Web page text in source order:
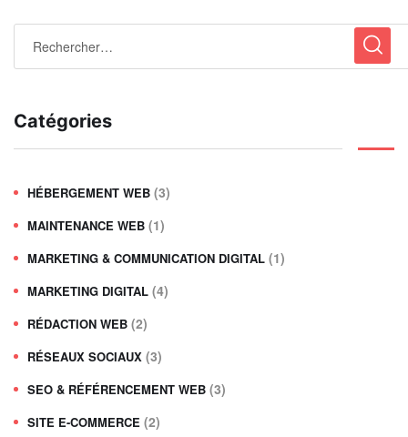
Catégories
HÉBERGEMENT WEB (3)
MAINTENANCE WEB (1)
MARKETING & COMMUNICATION DIGITAL (1)
MARKETING DIGITAL (4)
RÉDACTION WEB (2)
RÉSEAUX SOCIAUX (3)
SEO & RÉFÉRENCEMENT WEB (3)
SITE E-COMMERCE (2)